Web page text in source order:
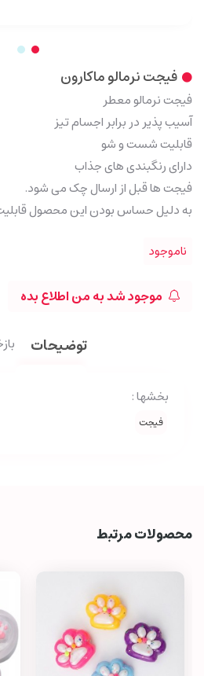
فیجت نرمالو ماکارون
فیجت نرمالو معطر
آسیب پذیر در برابر اجسام تیز
قابلیت شست و شو
دارای رنگبندی های جذاب
فیجت ها قبل از ارسال چک می شود.
به دلیل حساس بودن این محصول
ناموجود
موجود شد به من اطلاع بده
توضیحات
بخشها :
فیجت
محصولات مرتبط